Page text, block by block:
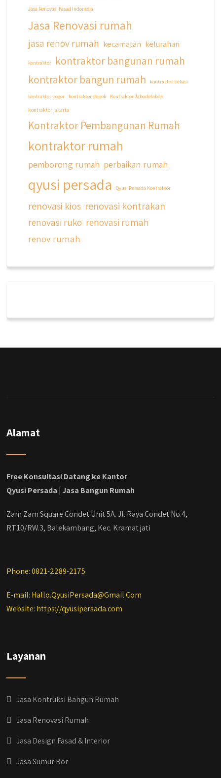
dengan budget 400an, kira kira gimana ya
#kontraktorbekasi #kontraktorinteriorjakarta
#kontraktorbangunanjabodetabek
#jasabangunrumahjabodetabek
Jasa Renovasi Fasad Indonesia
Jasa Renovasi rumah
jasa renov rumah kecamatan kelurahan
kontraktor
kontraktor bangunan rumah
kontraktor bangun rumah
kontraktor bekasi
kontraktor bogor kontraktor depok
Kontraktor Jabodetabek
kontraktor jakarta
Kontraktor Pembangunan Rumah
kontraktor rumah
pemborong rumah perbaikan rumah
qyusi persada Qyusi Persada Kontraktor
renovasi kios renovasi kontrakan
renovasi ruko renovasi rumah
renov rumah
Alamat
Free Konsultasi Datang ke Kantor
Qyusi Persada | Jasa Bangun Rumah
Zam Zam Square Condet Unit 5A. Jl. Raya Condet No.4,
RT.10/RW.3, Balekambang, Kec. Kramat jati
Phone: 0821-2289-2175
E-mail: Hallo.QyusiPersada@Gmail.Com
Website: https://qyusipersada.com
Layanan
Jasa Kontruksi Bangun Rumah
Jasa Renovasi Rumah
Jasa Design Fasad & Interior
Jasa Sumur Bor